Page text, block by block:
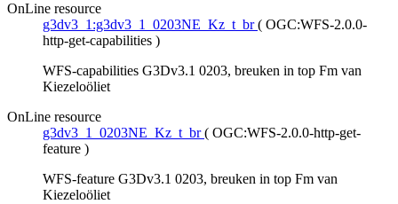
OnLine resource
g3dv3_1:g3dv3_1_0203NE_Kz_t_br ( OGC:WFS-2.0.0-
http-get-capabilities )
WFS-capabilities G3Dv3.1 0203, breuken in top Fm van
Kiezeloöliet
OnLine resource
g3dv3_1_0203NE_Kz_t_br ( OGC:WFS-2.0.0-http-get-
feature )
WFS-feature G3Dv3.1 0203, breuken in top Fm van
Kiezeloöliet